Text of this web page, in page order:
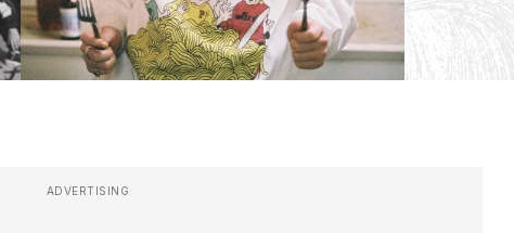
ADVERTISING